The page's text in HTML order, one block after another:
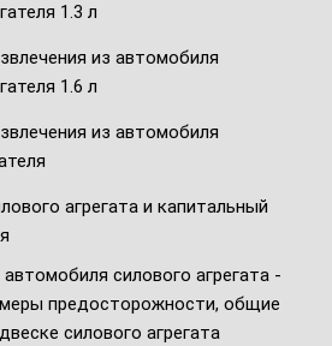
1.3 л
из автомобиля
1.6 л
из автомобиля
агрегата и капитальный
автомобиля силового агрегата -
предосторожности, общие
силового агрегата